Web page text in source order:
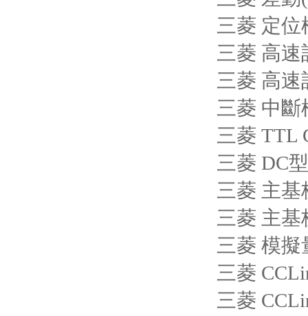
三菱 定位
三菱 高速
三菱 高速
三菱 中斷
三菱 TTL
三菱 DC
三菱 主
三菱 主
三菱 模擬
三菱
三菱